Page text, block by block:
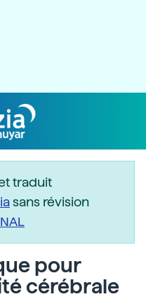
traduit
sans révision
pour
cérébrale